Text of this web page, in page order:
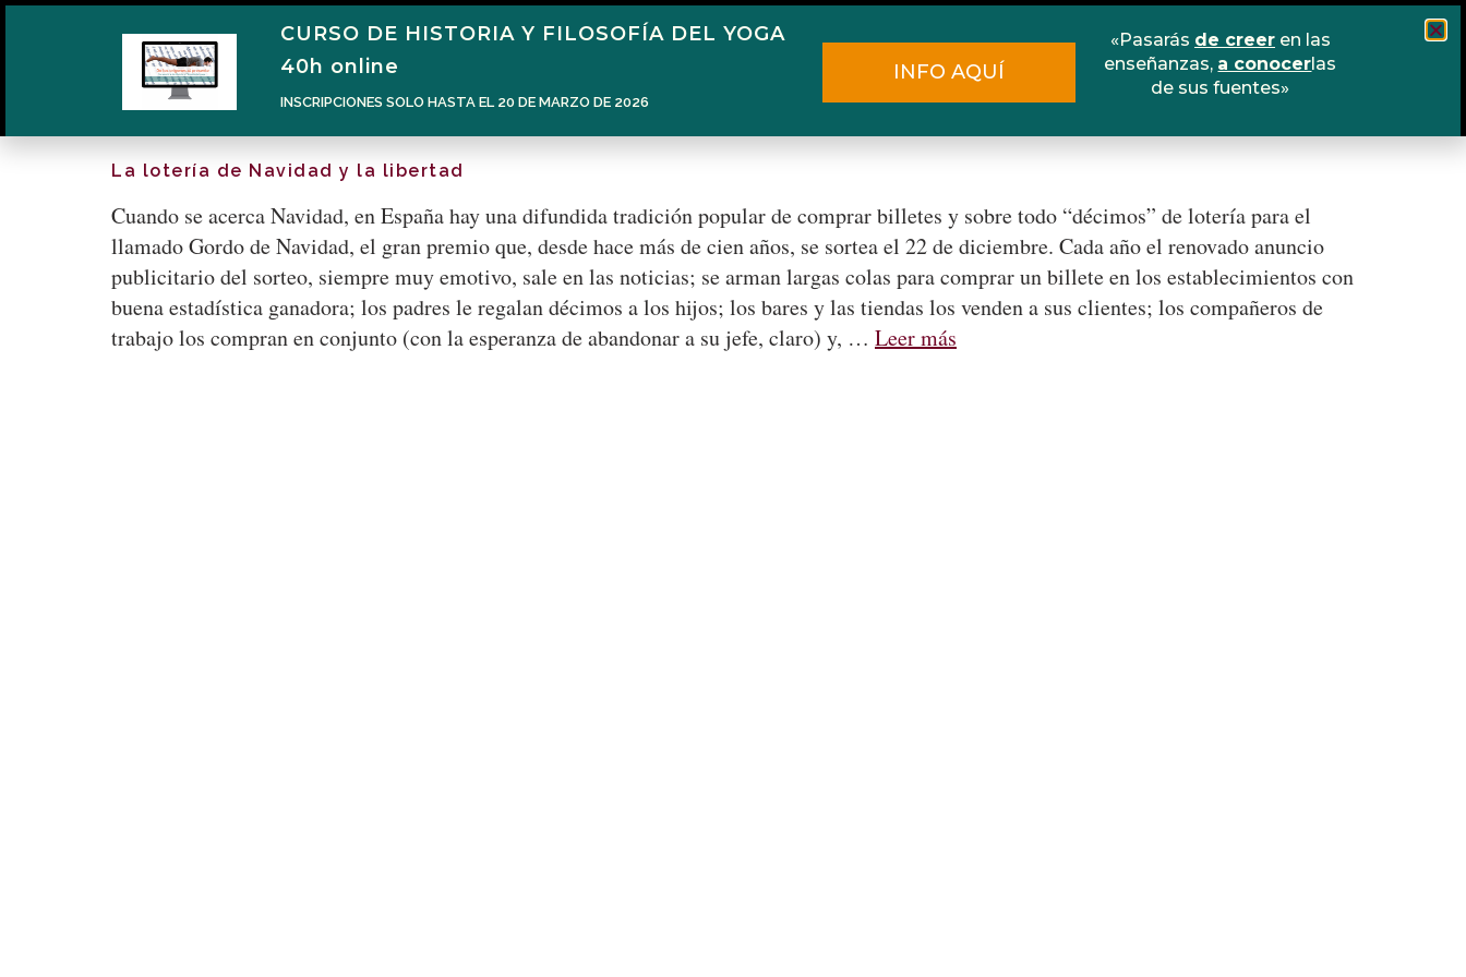
Narén Herrero Blog Cursos Escuela online
La lotería de Navidad y la libertad
Cuando se acerca Navidad, en España hay una difundida tradición popular de comprar billetes y sobre todo “décimos” de lotería para el
llamado Gordo de Navidad, el gran premio que, desde hace más de cien años, se sortea el 22 de diciembre. Cada año el renovado anuncio
publicitario del sorteo, siempre muy emotivo, sale en las noticias; se arman largas colas para comprar un billete en los establecimientos con
buena estadística ganadora; los padres le regalan décimos a los hijos; los bares y las tiendas los venden a sus clientes; los compañeros de
trabajo los compran en conjunto (con la esperanza de abandonar a su jefe, claro) y, … Leer más
CURSO DE HISTORIA Y FILOSOFÍA DEL YOGA
40h online
INSCRIPCIONES SOLO HASTA EL 20 DE MARZO DE 2026
INFO AQUÍ
«Pasarás de creeren las
enseñanzas, a conocerlas
de sus fuentes»